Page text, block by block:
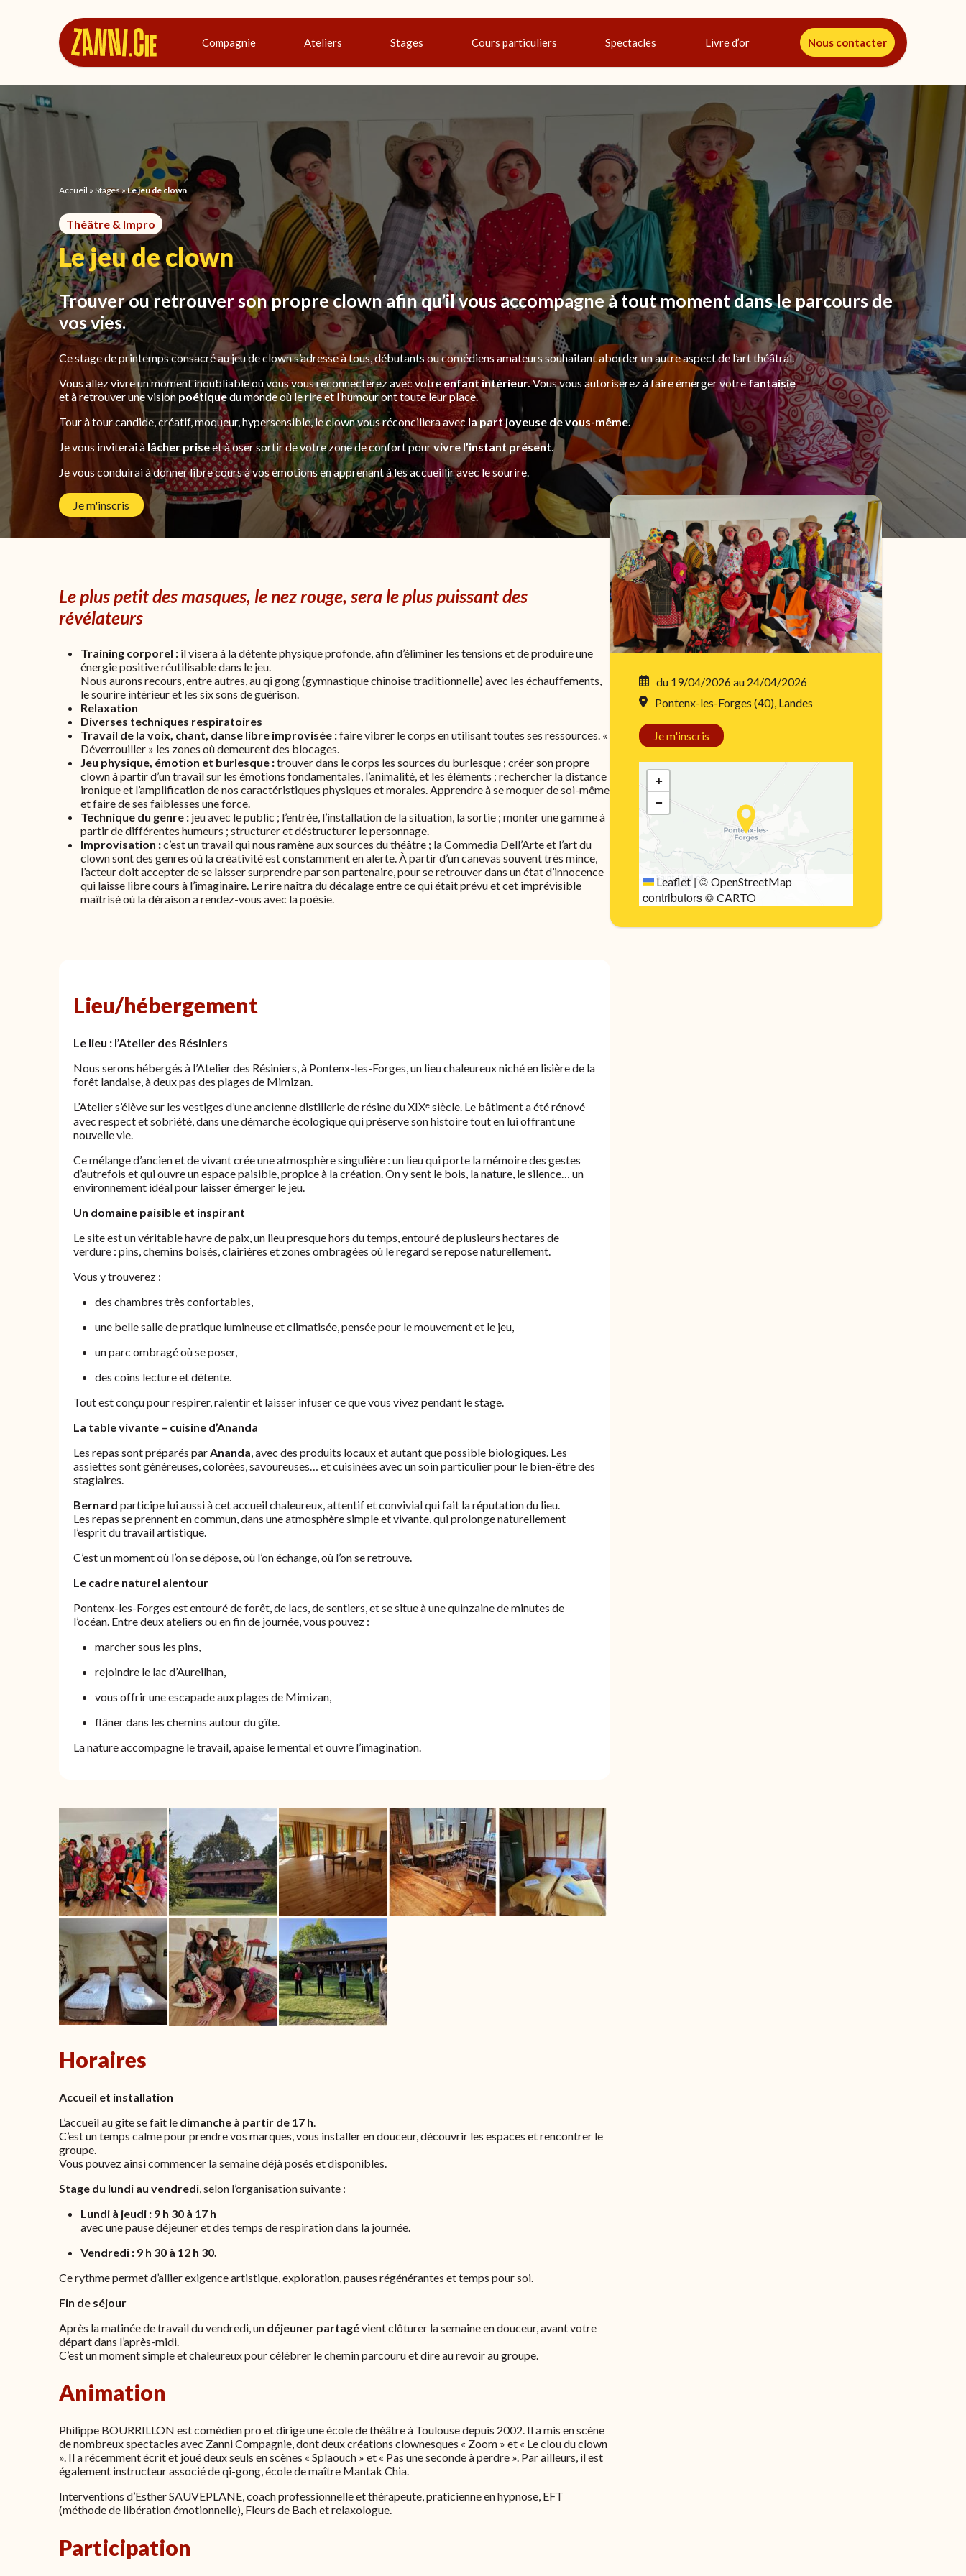
Compagnie Ateliers Stages Cours particuliers Spectacles Livre d’or Nous contacter
Accueil » Stages»Le jeu de clown
Théâtre & Impro
Le jeu de clown
Trouver ou retrouver son propre clown afin qu’il vous accompagne à tout moment dans le parcours de
vos vies.
Ce stage de printemps consacré au jeu de clown s’adresse à tous, débutants ou comédiens amateurs souhaitant aborder un autre aspect de l’art théâtral.
Vous allez vivre un moment inoubliable où vous vous reconnecterez avec votreenfant intérieur.Vous vous autoriserez à faire émerger votrefantaisie
et à retrouver une vision poétiquedu monde où le rire et l’humour ont toute leur place.
Tour à tour candide, créatif, moqueur, hypersensible, le clown vous réconciliera avec la part joyeuse de vous-même.
Je vous inviterai àlâcher priseet à oser sortir de votre zone de confort pourvivre l’instant présent.
Je vous conduirai à donner libre cours à vos émotions en apprenant à les accueillir avec le sourire.
Je m'inscris
du 19/04/2026au 24/04/2026
Pontenx-les-Forges (40), Landes
Je m'inscris
+
−
Leaflet | © OpenStreetMap
contributors © CARTO
Le plus petit des masques, le nez rouge, sera le plus puissant des
révélateurs
Training corporel : il visera à la détente physique profonde, afin d’éliminer les tensions et de produire une
énergie positive réutilisable dans le jeu.
Nous aurons recours, entre autres, au qi gong (gymnastique chinoise traditionnelle) avec les échauffements,
le sourire intérieur et les six sons de guérison.
Relaxation
Diverses techniques respiratoires
Travail de la voix, chant, danse libre improvisée :faire vibrer le corps en utilisant toutes ses ressources. «
Déverrouiller » les zones où demeurent des blocages.
Jeu physique, émotion et burlesque :trouver dans le corps les sources du burlesque ; créer son propre
clown à partir d’un travail sur les émotions fondamentales, l’animalité, et les éléments ; rechercher la distance
ironique et l’amplification de nos caractéristiques physiques et morales. Apprendre à se moquer de soi-même
et faire de ses faiblesses une force.
Technique du genre : jeu avec le public ; l’entrée, l’installation de la situation, la sortie ; monter une gamme à
partir de différentes humeurs ; structurer et déstructurer le personnage.
Improvisation :c’est un travail qui nous ramène aux sources du théâtre ; la Commedia Dell’Arte et l’art du
clown sont des genres où la créativité est constamment en alerte. À partir d’un canevas souvent très mince,
l’acteur doit accepter de se laisser surprendre par son partenaire, pour se retrouver dans un état d’innocence
qui laisse libre cours à l’imaginaire. Le rire naîtra du décalage entre ce qui était prévu et cet imprévisible
maîtrisé où la déraison a rendez-vous avec la poésie.
Lieu/hébergement
Le lieu : l’Atelier des Résiniers
Nous serons hébergés à l’Atelier des Résiniers, à Pontenx-les-Forges, un lieu chaleureux niché en lisière de la
forêt landaise, à deux pas des plages de Mimizan.
L’Atelier s’élève sur les vestiges d’une ancienne distillerie de résine du XIXᵉ siècle. Le bâtiment a été rénové
avec respect et sobriété, dans une démarche écologique qui préserve son histoire tout en lui offrant une
nouvelle vie.
Ce mélange d’ancien et de vivant crée une atmosphère singulière : un lieu qui porte la mémoire des gestes
d’autrefois et qui ouvre un espace paisible, propice à la création. On y sent le bois, la nature, le silence… un
environnement idéal pour laisser émerger le jeu.
Un domaine paisible et inspirant
Le site est un véritable havre de paix, un lieu presque hors du temps, entouré de plusieurs hectares de
verdure : pins, chemins boisés, clairières et zones ombragées où le regard se repose naturellement.
Vous y trouverez :
des chambres très confortables,
une belle salle de pratique lumineuse et climatisée, pensée pour le mouvement et le jeu,
un parc ombragé où se poser,
des coins lecture et détente.
Tout est conçu pour respirer, ralentir et laisser infuser ce que vous vivez pendant le stage.
La table vivante – cuisine d’Ananda
Les repas sont préparés par Ananda , avec des produits locaux et autant que possible biologiques. Les
assiettes sont généreuses, colorées, savoureuses… et cuisinées avec un soin particulier pour le bien-être des
stagiaires.
Bernard participe lui aussi à cet accueil chaleureux, attentif et convivial qui fait la réputation du lieu.
Les repas se prennent en commun, dans une atmosphère simple et vivante, qui prolonge naturellement
l’esprit du travail artistique.
C’est un moment où l’on se dépose, où l’on échange, où l’on se retrouve.
Le cadre naturel alentour
Pontenx-les-Forges est entouré de forêt, de lacs, de sentiers, et se situe à une quinzaine de minutes de
l’océan. Entre deux ateliers ou en fin de journée, vous pouvez :
marcher sous les pins,
rejoindre le lac d’Aureilhan,
vous offrir une escapade aux plages de Mimizan,
flâner dans les chemins autour du gîte.
La nature accompagne le travail, apaise le mental et ouvre l’imagination.
Horaires
Accueil et installation
L’accueil au gîte se fait le dimanche à partir de 17 h
C’est un temps calme pour prendre vos marques, vous installer en douceur, découvrir les espaces et rencontrer le
groupe.
Vous pouvez ainsi commencer la semaine déjà posés et disponibles.
Stage du lundi au vendredi , selon l’organisation suivante :
Lundi à jeudi : 9 h 30 à 17 h
avec une pause déjeuner et des temps de respiration dans la journée.
Vendredi : 9 h 30 à 12 h 30.
Ce rythme permet d’allier exigence artistique, exploration, pauses régénérantes et temps pour soi.
Fin de séjour
Après la matinée de travail du vendredi, un déjeuner partagévient clôturer la semaine en douceur, avant votre
départ dans l’après-midi.
C’est un moment simple et chaleureux pour célébrer le chemin parcouru et dire au revoir au groupe.
Animation
Philippe BOURRILLON est comédien pro et dirige une école de théâtre à Toulouse depuis 2002. Il a mis en scène
de nombreux spectacles avec Zanni Compagnie, dont deux créations clownesques « Zoom » et « Le clou du clown
». Il a récemment écrit et joué deux seuls en scènes « Splaouch » et « Pas une seconde à perdre ». Par ailleurs, il est
également instructeur associé de qi-gong, école de maître Mantak Chia.
Interventions d’Esther SAUVEPLANE, coach professionnelle et thérapeute, praticienne en hypnose, EFT
(méthode de libération émotionnelle), Fleurs de Bach et relaxologue.
Participation